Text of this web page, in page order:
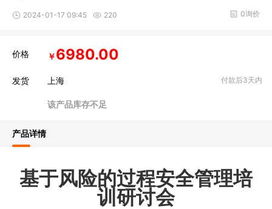
2024-01-17 09:45 220 0询价
价格 ￥6980.00
发货 上海 付款后3天内
该产品库存不足
产品详情
基于风险的过程安全管理培
训研讨会